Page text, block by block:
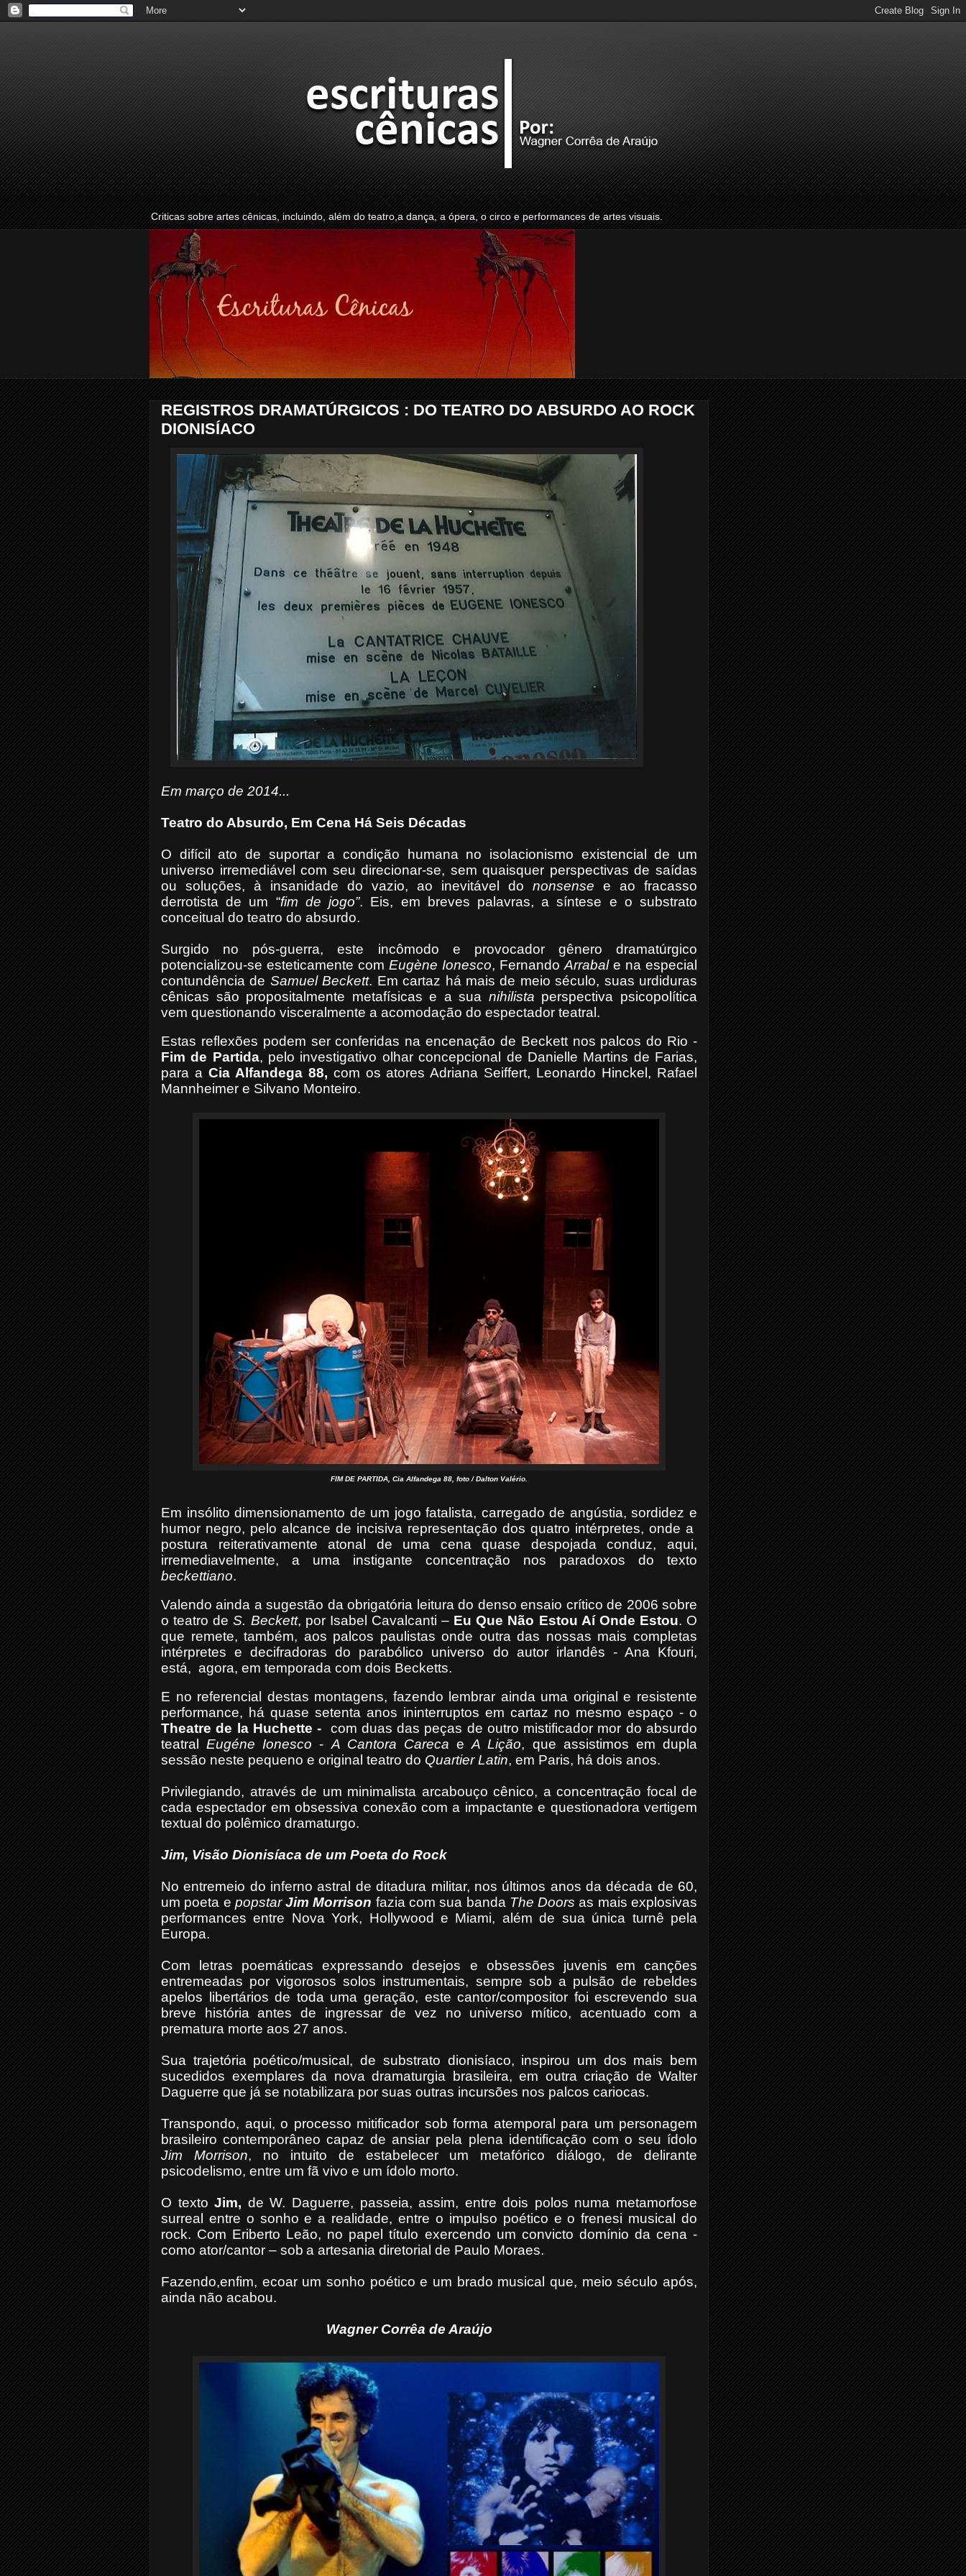
Criticas sobre artes cênicas, incluindo, além do teatro,a dança, a ópera, o circo e performances de artes visuais.
REGISTROS DRAMATÚRGICOS : DO TEATRO DO ABSURDO AO ROCK
DIONISÍACO
Em março de 2014...
Teatro do Absurdo, Em Cena Há Seis Décadas
O difícil ato de suportar a condição humana no isolacionismo existencial de um
universo irremediável com seu direcionar-se, sem quaisquer perspectivas de saídas
ou soluções, à insanidade do vazio, ao inevitável do nonsense
e ao fracasso
derrotista de um “fim de jogo”. Eis, em breves palavras, a síntese e o substrato
conceitual do teatro do absurdo.
Surgido no pós-guerra, este incômodo e provocador gênero dramatúrgico
potencializou-se esteticamente com Eugène Ionesco, Fernando Arrabal e na especial
contundência de Samuel Beckett. Em cartaz há mais de meio século, suas urdiduras
cênicas são propositalmente metafísicas e a sua nihilista perspectiva psicopolítica
vem questionando visceralmente a acomodação do espectador teatral.
Estas reflexões podem ser conferidas na encenação de Beckett nos palcos do Rio -
Fim de Partida, pelo investigativo olhar concepcional de Danielle Martins de Farias,
para a Cia Alfandega 88, com os atores Adriana Seiffert, Leonardo Hinckel, Rafael
Mannheimer e Silvano Monteiro.
FIM DE PARTIDA, Cia Alfandega 88, foto / Dalton Valério.
Em insólito dimensionamento de um jogo fatalista, carregado de angústia, sordidez e
humor negro, pelo alcance de incisiva representação dos quatro intérpretes, onde a
postura reiterativamente atonal de uma cena quase despojada conduz, aqui,
irremediavelmente, a uma instigante concentração nos paradoxos do texto
beckettiano.
Valendo ainda a sugestão da obrigatória leitura do denso ensaio crítico de 2006 sobre
o teatro deS. Beckett, por Isabel Cavalcanti – Eu Que Não Estou Aí Onde Estou. O
que remete, também, aos palcos paulistas onde outra das nossas mais completas
intérpretes e decifradoras do parabólico universo do autor irlandês - Ana Kfouri,
está, agora, em temporada com dois Becketts.
E no referencial destas montagens, fazendo lembrar ainda uma original e resistente
performance, há quase setenta anos ininterruptos em cartaz no mesmo espaço - o
Theatre de la Huchette -
com duas das peças de outro mistificador mor do absurdo
teatralEugéne Ionesco - A Cantora Careca eA Lição, que assistimos em dupla
sessão neste pequeno e original teatro do Quartier Latin, em Paris, há dois anos.
Privilegiando, através de um minimalista arcabouço cênico, a concentração focal de
cada espectador em obsessiva conexão com a impactante e questionadora vertigem
textual do polêmico dramaturgo.
Jim, Visão Dionisíaca de um Poeta do Rock
No entremeio do inferno astral de ditadura militar, nos últimos anos da década de 60,
um poeta e popstar Jim Morrison fazia com sua banda The Doors as mais explosivas
performances entre Nova York, Hollywood e Miami, além de sua única turnê pela
Europa.
Com letras poemáticas expressando desejos e obsessões juvenis em canções
entremeadas por vigorosos solos instrumentais, sempre sob a pulsão de rebeldes
apelos libertários de toda uma geração, este cantor/compositor foi escrevendo sua
breve história antes de ingressar de vez no universo mítico, acentuado com a
prematura morte aos 27 anos.
Sua trajetória poético/musical, de substrato dionisíaco, inspirou um dos mais bem
sucedidos exemplares da nova dramaturgia brasileira, em outra criação de Walter
Daguerre que já se notabilizara por suas outras incursões nos palcos cariocas.
Transpondo, aqui, o processo mitificador sob forma atemporal para um personagem
brasileiro contemporâneo capaz de ansiar pela plena identificação com o seu ídolo
Jim Morrison, no intuito de estabelecer um metafórico diálogo, de delirante
psicodelismo, entre um fã vivo e um ídolo morto.
O textoJim, de W. Daguerre, passeia, assim, entre dois polos numa metamorfose
surreal entre o sonho e a realidade, entre o impulso poético e o frenesi musical do
rock. Com Eriberto Leão, no papel título exercendo um convicto domínio da cena -
como ator/cantor – sob a artesania diretorial de Paulo Moraes.
Fazendo,enfim, ecoar um sonho poético e um brado musical que, meio século após,
ainda não acabou.
Wagner Corrêa de Araújo